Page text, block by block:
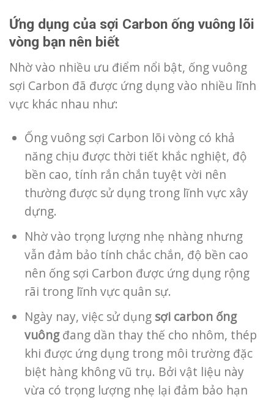
Ứng dụng của sợi Carbon ống vuông lõi
vòng bạn nên biết
Nhờ vào nhiều ưu điểm nổi bật, ống vuông
sợi Carbon đã được ứng dụng vào nhiều lĩnh
vực khác nhau như:
Ống vuông sợi Carbon lõi vòng có khả
năng chịu được thời tiết khắc nghiệt, độ
bền cao, tính rắn chắn tuyệt vời nên
thường được sử dụng trong lĩnh vực xây
dựng.
Nhờ vào trọng lượng nhẹ nhàng nhưng
vẫn đảm bảo tính chắc chắn, độ bền cao
nên ống sợi Carbon được ứng dụng rộng
rãi trong lĩnh vực quân sự.
Ngày nay, việc sử dụng sợi carbon ống
vuôngđang dần thay thế cho nhôm, thép
khi được ứng dụng trong môi trường đặc
biệt hàng không vũ trụ. Bởi vật liệu này
vừa có trọng lượng nhẹ lại đảm bảo hạn